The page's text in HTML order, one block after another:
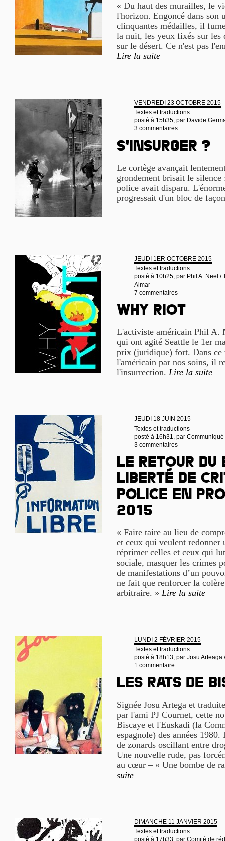
« Du haut des murailles, le
l'horizon. Engoncé dans son
clinquantes médailles, il
la nuit, les yeux fixés sur les
sur le désert. Ce n'est pas
Lire la suite
VENDREDI 23 OCTOBRE 2015
Textes et traductions
posté à 15h35, par Davide
3 commentaires
S’insurger ?
Le cortège avançait
grondement brisait le silence
police avait disparu.
progressait d'un bloc de
JEUDI 1ER OCTOBRE 2015
Textes et traductions
posté à 10h25, par Phil A. Neel /
Almar
7 commentaires
Why riot
L'activiste américain Phil A.
qui ont agité Seattle le 1er
prix (juridique) fort. Dans ce
l'américain par nos soins, il
l'insurrection. Lire la suite
JEUDI 18 JUIN 2015
Textes et traductions
posté à 16h31, par Communiqué
3 commentaires
Le retour du
liberté de
police en
2015
« Faire taire au lieu de
et ceux qui veulent redonner
réprimer celles et ceux qui
sociale, masquer les crimes
de manifestations d’un
ne fait que renforcer la
arbitraire. » Lire la suite
LUNDI 2 FÉVRIER 2015
Textes et traductions
posté à 18h13, par Josu Arteaga
1 commentaire
LES RATS DE
Signée Josu Artega et
par l'ami PJ Cournet, cette
Biscaye et l'Euskadi (la
espagnole) des années
de zonards oscillant entre
Une nouvelle rude, pas
au cœur – « Une bombe de
suite
DIMANCHE 11 JANVIER 2015
Textes et traductions
posté à 17h33, par Comité de